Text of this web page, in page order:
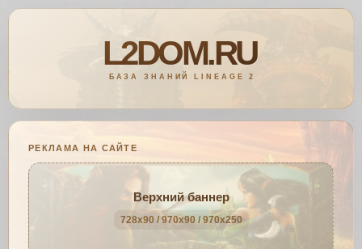
РЕКЛАМА НА САЙТЕ
Верхний баннер
728x90 / 970x90 / 970x250